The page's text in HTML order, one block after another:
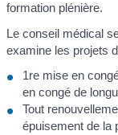
formation plénière.
Le conseil médical
examine les projets
1re mise en
en congé de
Tout
épuisement de la